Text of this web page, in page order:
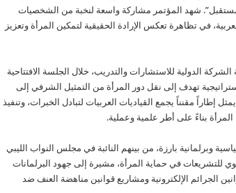
شهد المؤتمر مشاركة واسعة لنخبة من الشخصيات
في تظاهرة تعكس الإرادة الحقيقية لتمكين المرأة وتعزيز
الدولية للاستشارات والتدريب، خلال الجلسة الافتتاحية
تهدف إلى نقل دور المرأة من التمثيل الشرفي إلى
إطاراً مقنناً يجمع القياديات العربيات لتبادل الخبرات، وتنفيذ
بناءً على أطر علمية وعملية.
وبرلمانية بارزة، من بينهم النائبة في مجلس النواب الليبي
للتشريعات في حماية المرأة، مشيرة إلى جهود البرلمانات
الجرائم الإلكترونية ومشاريع قوانين مناهضة العنف ضد